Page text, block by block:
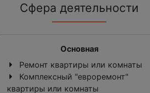
Сфера деятельности
Основная
Ремонт квартиры или комнаты
Комплексный "евроремонт"
квартиры или комнаты